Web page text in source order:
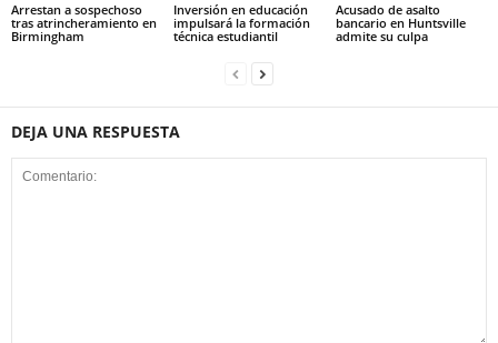
Arrestan a sospechoso
tras atrincheramiento en
Birmingham
Inversión en educación
impulsará la formación
técnica estudiantil
Acusado de asalto
bancario en Huntsville
admite su culpa
DEJA UNA RESPUESTA